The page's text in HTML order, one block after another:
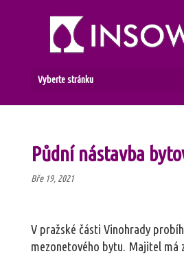
Vyberte stránku
Půdní nástavba
Bře 19, 2021
V pražské části Vinohrady
mezonetového bytu. Majitel má